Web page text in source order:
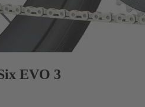
EVO 3